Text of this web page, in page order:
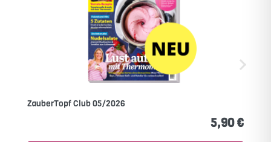
ZauberTopf Club 05/2026
5,90 €